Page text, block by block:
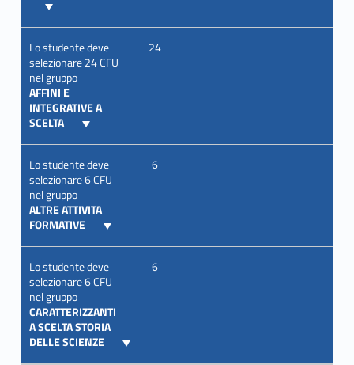
Lo studente deve
selezionare 24 CFU
nel gruppo
AFFINI E
INTEGRATIVE A
SCELTA
24
Lo studente deve
selezionare 6 CFU
nel gruppo
ALTRE ATTIVITA
FORMATIVE
6
Lo studente deve
selezionare 6 CFU
nel gruppo
CARATTERIZZANTI
A SCELTA STORIA
DELLE SCIENZE
6